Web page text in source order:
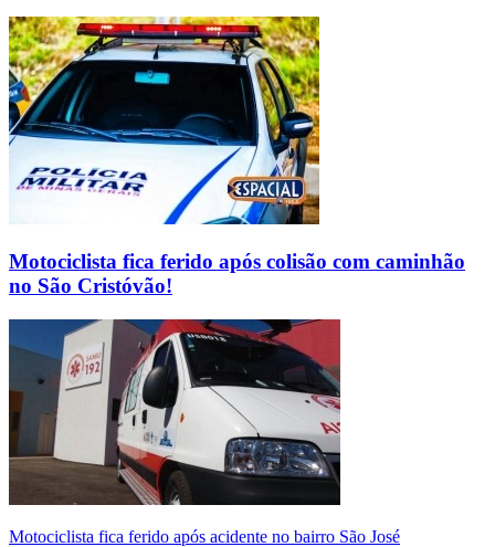
Motociclista fica ferido após colisão com caminhão
no São Cristóvão!
Motociclista fica ferido após acidente no bairro São José